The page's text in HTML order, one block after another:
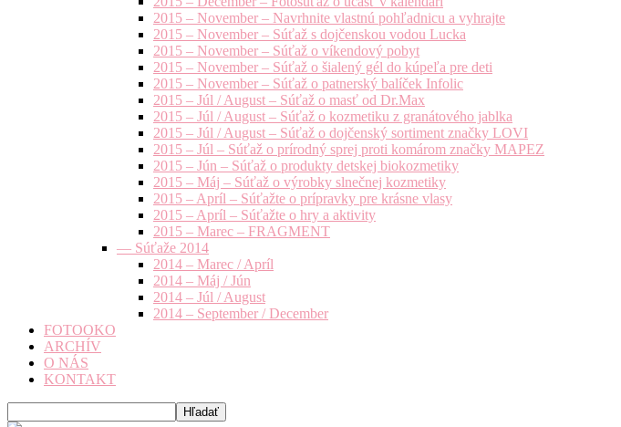
2015 – November – Navrhnite vlastnú pohľadnicu a vyhrajte
2015 – November – Súťaž s dojčenskou vodou Lucka
2015 – November – Súťaž o víkendový pobyt
2015 – November – Súťaž o šialený gél do kúpeľa pre deti
2015 – November – Súťaž o patnerský balíček Infolic
2015 – Júl / August – Súťaž o masť od Dr.Max
2015 – Júl / August – Súťaž o kozmetiku z granátového jablka
2015 – Júl / August – Súťaž o dojčenský sortiment značky LOVI
2015 – Júl – Súťaž o prírodný sprej proti komárom značky MAPEZ
2015 – Jún – Súťaž o produkty detskej biokozmetiky
2015 – Máj – Súťaž o výrobky slnečnej kozmetiky
2015 – Apríl – Súťažte o prípravky pre krásne vlasy
2015 – Apríl – Súťažte o hry a aktivity
2015 – Marec – FRAGMENT
— Súťaže 2014
2014 – Marec / Apríl
2014 – Máj / Jún
2014 – Júl / August
2014 – September / December
FOTOOKO
ARCHÍV
O NÁS
KONTAKT